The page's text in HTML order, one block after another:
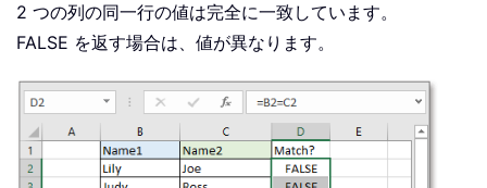
2 つの列の同一行の値は完全に一致しています。
FALSE を返す場合は、値が異なります。